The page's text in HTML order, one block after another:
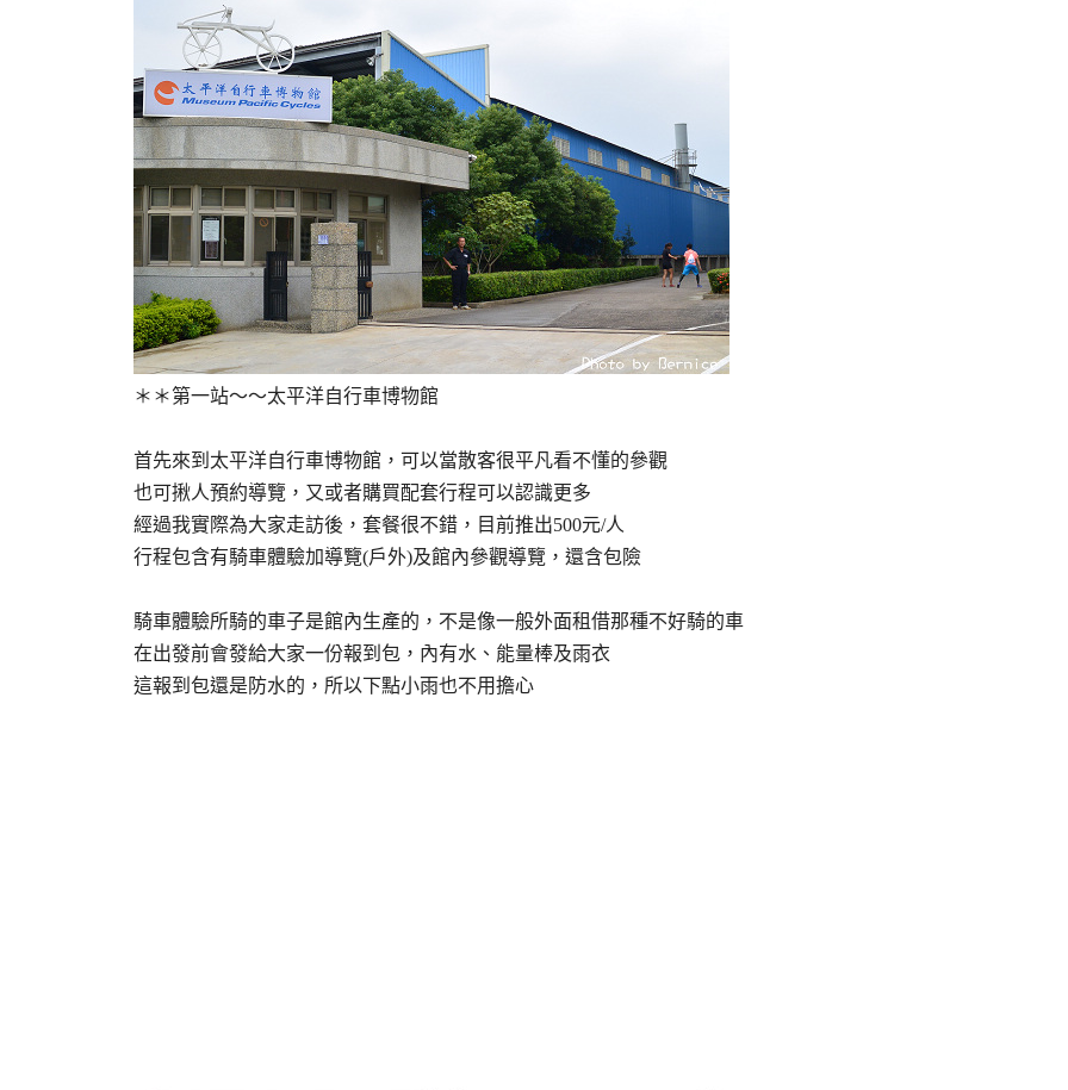
＊＊第一站～～太平洋自行車博物館
首先來到太平洋自行車博物館，可以當散客很平凡看不懂的參觀
也可揪人預約導覽，又或者購買配套行程可以認識更多
經過我實際為大家走訪後，套餐很不錯，目前推出500元/人
行程包含有騎車體驗加導覽(戶外)及館內參觀導覽，還含包險
騎車體驗所騎的車子是館內生產的，不是像一般外面租借那種不好騎的車
在出發前會發給大家一份報到包，內有水、能量棒及雨衣
這報到包還是防水的，所以下點小雨也不用擔心